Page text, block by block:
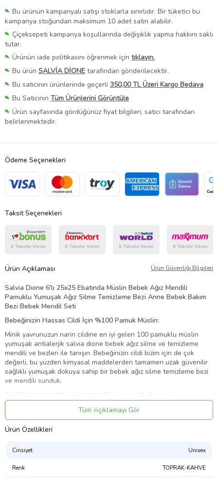
Bu ürünün kampanyalı satışı stoklarla sınırlıdır. Bir tüketici bu
kampanya stoğundan maksimum 10 adet satın alabilir.
Çiçeksepeti kampanya koşullarında değişiklik yapma hakkını saklı
tutar.
Ürünün iade politikasını öğrenmek için tıklayın.
Bu ürün SALVİA DİONE tarafından gönderilecektir.
Bu satıcının ürünlerinde geçerli 350,00 TL Üzeri Kargo Bedava
Bu Satıcının Tüm Ürünlerini Görüntüle
Ürün sayfasında gördüğünüz fiyat bilgileri, satıcı tarafından
belirlenmektedir.
Ödeme Seçenekleri
Taksit Seçenekleri
Ürün Açıklaması Ürün Güvenliği Bilgileri
Salvia Dione 6'lı 25x25 Ebatında Müslin Bebek Ağız Mendili
Pamuklu Yumuşak Ağız Silme Temizleme Bezi Anne Bebek Bakım
Bezi Bebek Mendil Seti
Bebeğinizin Hassas Cildi İçin %100 Pamuk Müslin:
Minik yavrunuzun narin cildine en iyi gelen 100 pamuklu müslin
yumuşak antialerjik salvia dione bebek ağız silme ve temizleme
mendili ve bezleri ile tanışın. Bebeğinizin cildi bizim için de çok
değerli, bu yüzden kimyasal maddelerden tamamen uzak güvenilir
sağlıklı yumuşak dokuya sahip bir bebek ağız silme temizleme bezi
ve mendili sunduk.
Günlük Hayatınızı Kolaylaştıran Çok Amaçlı Kullanım:
Bebek bakımı bazen zorlayıcı olabilir ama bu bebek ağız silme
mendilleri çok yönlü yapısıyla siz annelerin işinizi kolaylaştırıyor.
İster emzirme sonrası bebek ağız silme bezi olarak kullanın, ister
kullanın. İsterseniz de bebeklerin gazını çıkartırken omuz örtüsü gibi
omzunuza serin. Bu anne yardımcısı bebek ağız silme ve temizleme
bezi mendili emzirme esnasında bebeğin gazını çıkartırken
Tüm Açıklamayı Gör
Ürün Özellikleri
Cinsiyet Unisex
Renk TOPRAK-KAHVE